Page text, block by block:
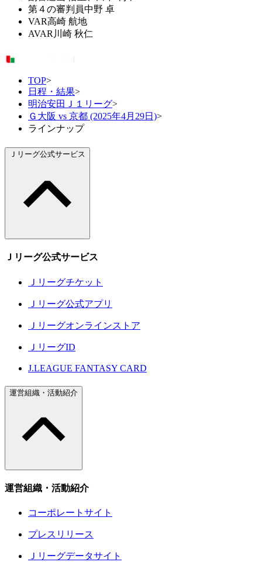
第４の審判員中野 卓
VAR高崎 航地
AVAR 川崎 秋仁
TOP>
日程・結果>
明治安田Ｊ１リーグ>
Ｇ大阪 vs 京都 (2025年4月29日)>
ラインナップ
Ｊリーグ公式サービス
Ｊリーグ公式サービス
Ｊリーグチケット
Ｊリーグ公式アプリ
Ｊリーグオンラインストア
ＪリーグID
J.LEAGUE FANTASY CARD
運営組織・活動紹介
運営組織・活動紹介
コーポレートサイト
プレスリリース
Ｊリーグデータサイト